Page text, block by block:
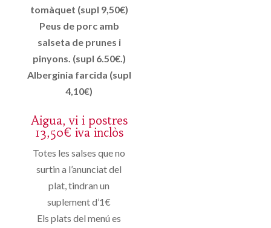
tomàquet (supl 9,50€)
Peus de porc amb
salseta de prunes i
pinyons. (supl 6.50€.)
Alberginia farcida (supl
4,10€)
Aigua, vi i postres
13,50€ iva inclòs
Totes les salses que no
surtin a l’anunciat del
plat, tindran un
suplement d’1€
Els plats del menú es